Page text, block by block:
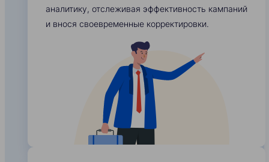
аналитику, отслеживая эффективность кампаний
и внося своевременные корректировки.